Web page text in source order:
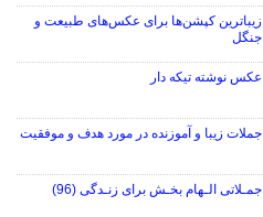
زیباترین کپشن‌ها برای عکس‌های طبیعت و
جنگل
عکس نوشته تیکه دار
جملات زیبا و آموزنده در مورد هدف و موفقیت
جمـلاتی الـهام بخـش برای زنـدگی (96)